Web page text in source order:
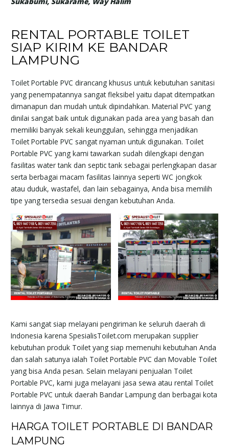
RENTAL PORTABLE TOILET
SIAP KIRIM KE BANDAR
LAMPUNG
Toilet Portable PVC dirancang khusus untuk kebutuhan sanitasi
yang penempatannya sangat fleksibel yaitu dapat ditempatkan
dimanapun dan mudah untuk dipindahkan. Material PVC yang
dinilai sangat baik untuk digunakan pada area yang basah dan
memiliki banyak sekali keunggulan, sehingga menjadikan
Toilet Portable PVC sangat nyaman untuk digunakan. Toilet
Portable PVC yang kami tawarkan sudah dilengkapi dengan
fasilitas water tank dan septic tank sebagai perlengkapan dasar
serta berbagai macam fasilitas lainnya seperti WC jongkok
atau duduk, wastafel, dan lain sebagainya, Anda bisa memilih
tipe yang tersedia sesuai dengan kebutuhan Anda.
Kami sangat siap melayani pengiriman ke seluruh daerah di
Indonesia karena SpesialisToilet.com merupakan supplier
kebutuhan produk Toilet yang siap memenuhi kebutuhan Anda
dan salah satunya ialah Toilet Portable PVC dan Movable Toilet
yang bisa Anda pesan. Selain melayani penjualan Toilet
Portable PVC, kami juga melayani jasa sewa atau rental Toilet
Portable PVC untuk daerah Bandar Lampung dan berbagai kota
lainnya di Jawa Timur.
HARGA TOILET PORTABLE DI BANDAR
LAMPUNG